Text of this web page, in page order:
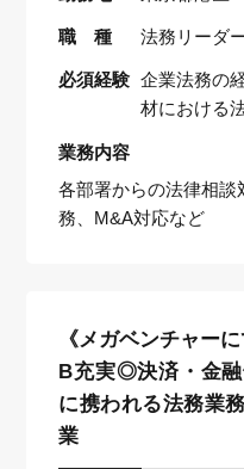
職 種 法務リーダ
必須経験 企業法務の
材における
業務内容
各部署からの法律相
務、M&A対応など
《メガベンチャー
B充実◎決済・金
に携われる法務業
業